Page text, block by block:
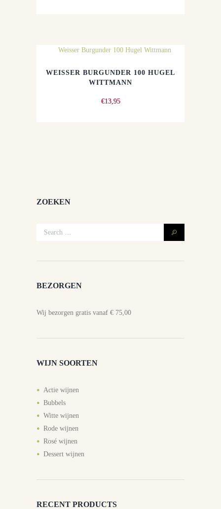
WEISSER BURGUNDER 100 HUGEL
WITTMANN
€13,95
ZOEKEN
BEZORGEN
Wij bezorgen gratis vanaf € 75,00
WIJN SOORTEN
Actie wijnen
Bubbels
Witte wijnen
Rode wijnen
Rosé wijnen
Dessert wijnen
RECENT PRODUCTS